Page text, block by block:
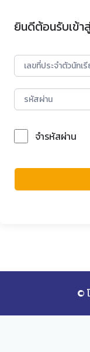
ยินดีต้อนรับเข้า
จำรหัสผ่าน
©